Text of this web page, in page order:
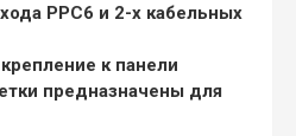
РРС6 и 2-х кабельных
к панели
предназначены для